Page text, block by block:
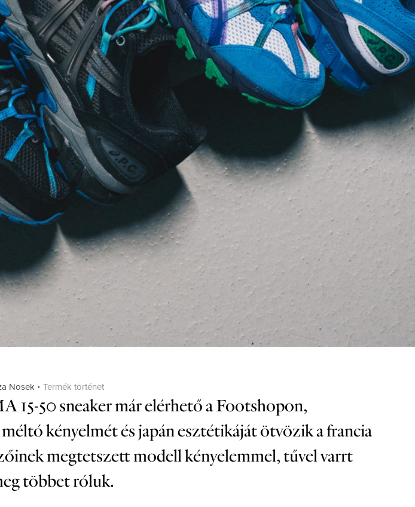
Nosek Categories
Termék történet
15-50 sneaker már elérhető a Footshopon,
kényelmét és japán esztétikáját ötvözik a francia
megtetszett modell kényelemmel, tűvel varrt
többet róluk.